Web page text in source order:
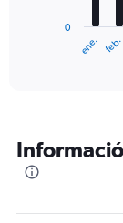
categories.
The
ene. feb.
0